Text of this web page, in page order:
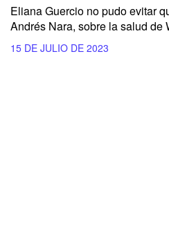
Eliana Guercio no pudo evitar
Andrés Nara, sobre la salud de
15 DE JULIO DE 2023